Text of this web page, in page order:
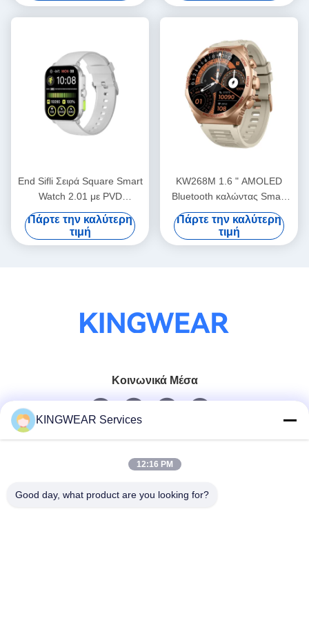
End Sifli Σειρά Square Smart
Watch 2.01 με PVD
μεταλλικό πλαίσιο και
μπαταρία 300mAh
Πάρτε την καλύτερη
τιμή
KW268M 1.6 " AMOLED
Bluetooth καλώντας Smart
Watch με μεγάλη στρογγυλή
οθόνη
Πάρτε την καλύτερη
τιμή
Κοινωνικά Μέσα
Γρήγορη επικοινωνία
86-0755-2357-6886
KINGWEAR Services
12:16 PM
Good day, what product are you looking for?